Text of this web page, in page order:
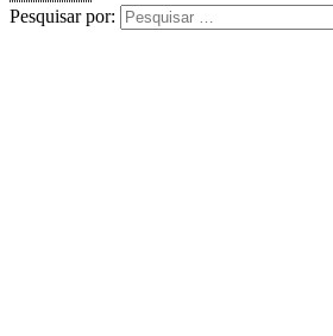
Pesquisar por: